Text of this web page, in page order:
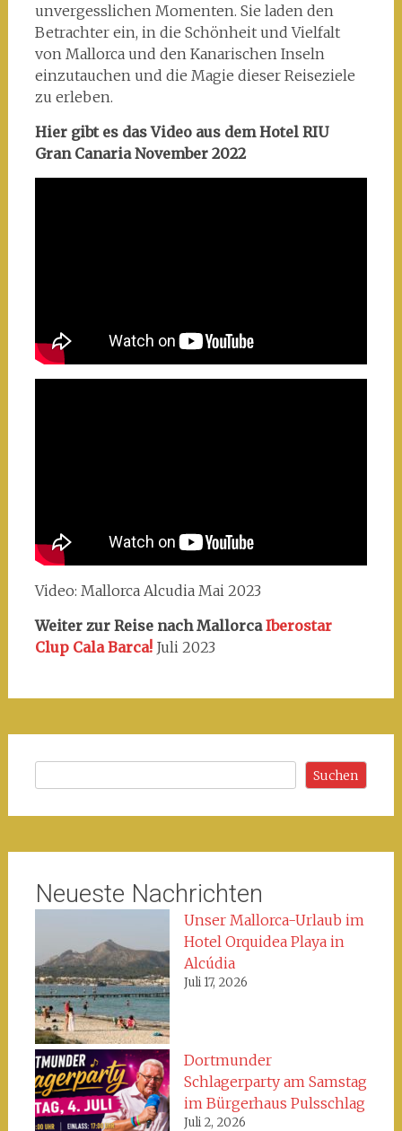
unvergesslichen Momenten. Sie laden den
Betrachter ein, in die Schönheit und Vielfalt
von Mallorca und den Kanarischen Inseln
einzutauchen und die Magie dieser Reiseziele
zu erleben.
Hier gibt es das Video aus dem Hotel RIU
Gran Canaria November 2022
Video: Mallorca Alcudia Mai 2023
Weiter zur Reise nach MallorcaIberostar
Clup Cala Barca! Juli 2023
Suchen
Neueste Nachrichten
Unser Mallorca-Urlaub im
Hotel Orquidea Playa in
Alcúdia
Juli 17, 2026
Dortmunder
Schlagerparty am Samstag
im Bürgerhaus Pulsschlag
Juli 2, 2026